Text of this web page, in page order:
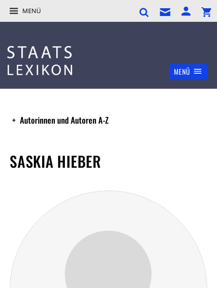
MENÜ
MENÜ
Autorinnen und Autoren A-Z
SASKIA HIEBER